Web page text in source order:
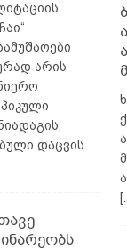
არის
დაცვის